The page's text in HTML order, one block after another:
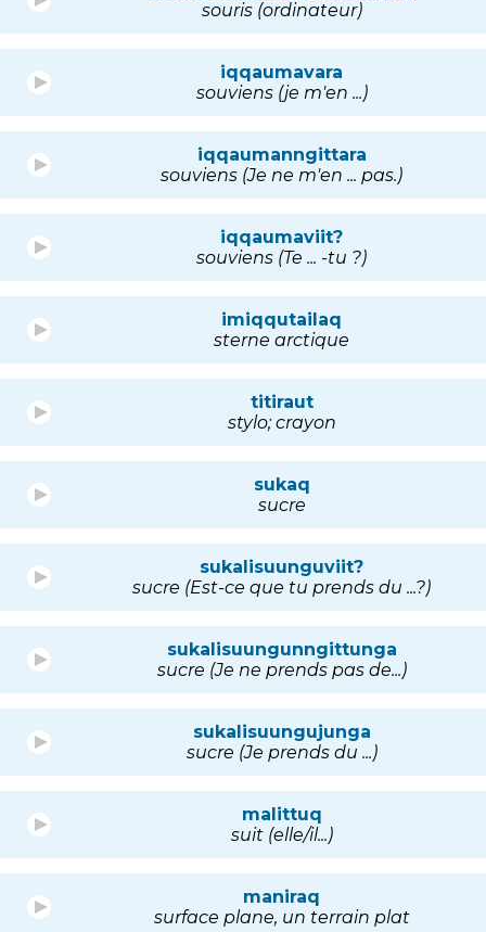
souris (ordinateur)
iqqaumavara
souviens (je m'en ...)
iqqaumanngittara
souviens (Je ne m'en ... pas.)
iqqaumaviit?
souviens (Te ... -tu ?)
imiqqutailaq
sterne arctique
titiraut
stylo; crayon
sukaq
sucre
sukalisuunguviit?
sucre (Est-ce que tu prends du ...?)
sukalisuungunngittunga
sucre (Je ne prends pas de...)
sukalisuungujunga
sucre (Je prends du ...)
malittuq
suit (elle/il...)
maniraq
surface plane, un terrain plat